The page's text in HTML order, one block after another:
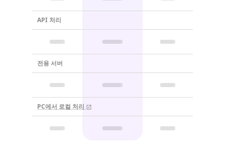
API 처리
전용 서버
PC에서 로컬 처리